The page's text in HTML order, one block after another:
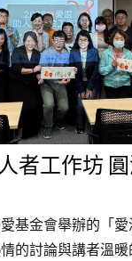
執行職責的、維護
懷社會弱勢，具
餘力關懷弱勢，
…
者工作坊
基金會舉辦的「
的討論與講者溫